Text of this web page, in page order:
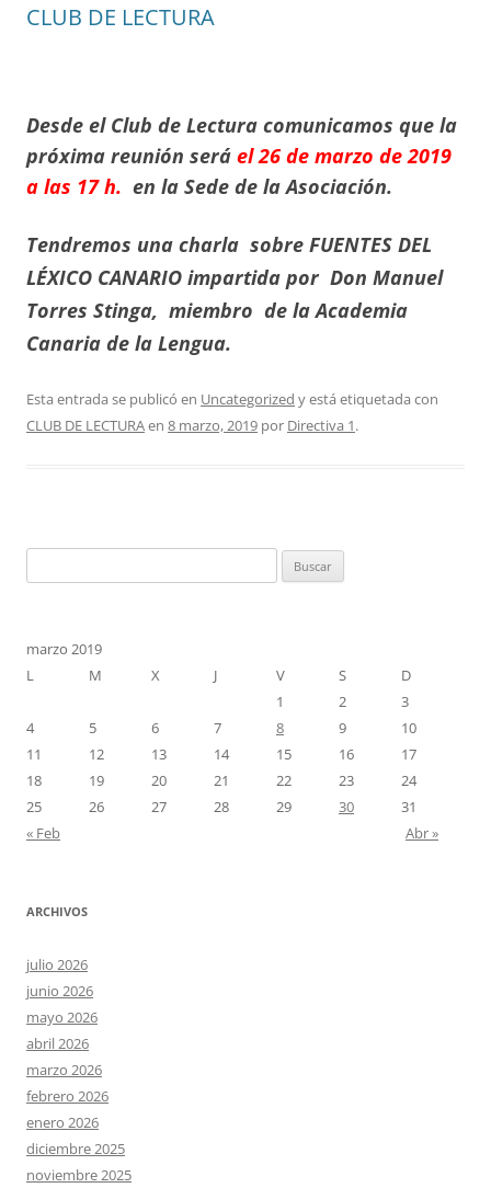
CLUB DE LECTURA
Desde el Club de Lectura comunicamos que la
próxima reunión será el26 de marzo de 2019
a las 17 h. en la Sede de la Asociación.
Tendremos una charla sobre FUENTES DEL
LÉXICO CANARIO impartida por Don Manuel
Torres Stinga, miembro de la Academia
Canaria de la Lengua.
Esta entrada se publicó en Uncategorized y está etiquetada con
CLUB DE LECTURAen 8 marzo, 2019 por Directiva 1.
marzo 2019
L
M X J V S
D
1
2
3
4
5 6 7 8 9
10
11
12 13 14 15 16
17
18
19 20 21 22 23
24
25
26 27 28 29 30
31
« Feb
Abr »
ARCHIVOS
julio 2026
junio 2026
mayo 2026
abril 2026
marzo 2026
febrero 2026
enero 2026
diciembre 2025
noviembre 2025